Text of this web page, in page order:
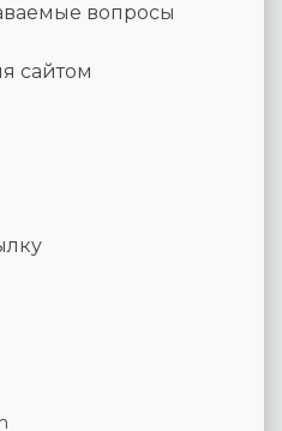
вопросы
сайтом